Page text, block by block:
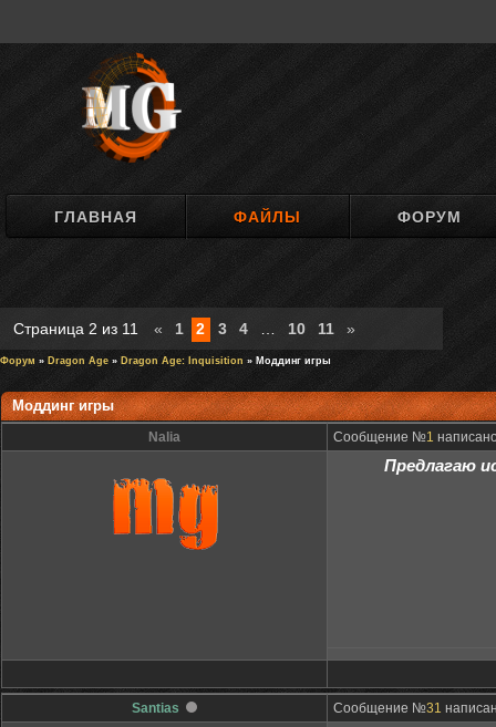
ГЛАВНАЯ ФАЙЛЫ ФОРУМ
Страница 2 из 11 « 1 2 3 4 10 11 »
Форум » Dragon Age » Dragon Age: Inquisition » Моддинг игры
Моддинг игры
Nalia Сообщение №1
Предлагаю
Santias Сообщение №31